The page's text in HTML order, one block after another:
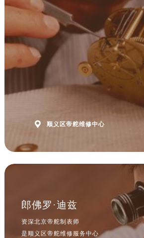
 顺义区帝舵维修中心
郎佛罗·迪兹
资深北京帝舵制表师
是顺义区帝舵维修服务中心